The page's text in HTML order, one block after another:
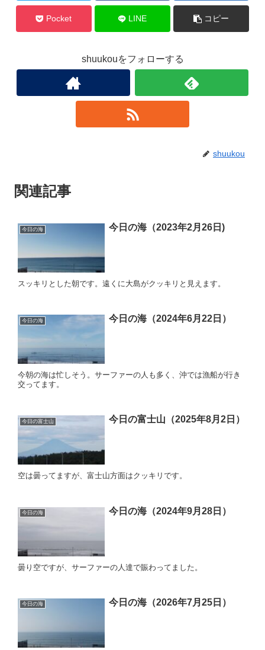
Pocket LINE コピー
shuukouをフォローする
shuukou
関連記事
今日の海 今日の海（2023年2月26日)
スッキリとした朝です。遠くに大島がクッキリと見えます。
今日の海 今日の海（2024年6月22日）
今朝の海は忙しそう。サーファーの人も多く、沖では漁船が行き
交ってます。
今日の富士山 今日の富士山（2025年8月2日）
空は曇ってますが、富士山方面はクッキリです。
今日の海 今日の海（2024年9月28日）
曇り空ですが、サーファーの人達で賑わってました。
今日の海 今日の海（2026年7月25日）